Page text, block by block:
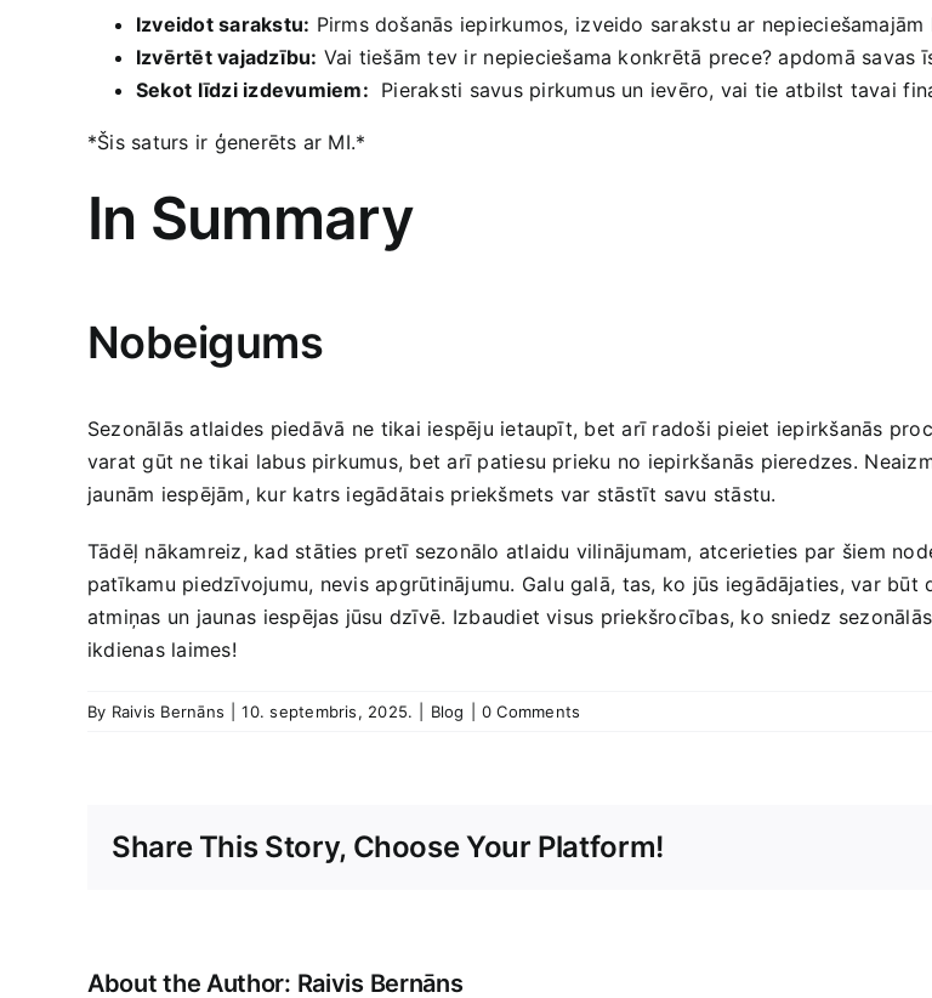
Izveidot sarakstu: Pirms došanās iepirkumos,⁤ izveido sarakstu ar nepieciešamajām
Izvērtēt vajadzību: Vai tiešām ​tev ir ⁢nepieciešama konkrētā​ prece? apdomā ⁣savas‍
Sekot⁤ līdzi izdevumiem:
Pieraksti savus pirkumus un ievēro, vai tie atbilst tavai⁣
*Šis saturs ir ģenerēts​ ar MI.*
In Summary
Nobeigums
Sezonālās atlaides ‍piedāvā⁢ ne⁤ tikai iespēju ietaupīt, bet ‌arī ‍radoši pieiet⁢ iepirkšanās
varat gūt ne tikai labus pirkumus, bet ‌arī‍ patiesu prieku no iepirkšanās pieredzes.⁣
jaunām ‌iespējām, kur ‌katrs iegādātais priekšmets var stāstīt savu stāstu.
Tādēļ nākamreiz, kad stāties ⁣pretī sezonālo atlaidu vilinājumam, atcerieties par ⁤šiem
patīkamu​ piedzīvojumu,⁣ nevis apgrūtinājumu. Galu galā, ⁤tas,⁣ ko jūs ‌iegādājaties, var
atmiņas un jaunas ⁤iespējas jūsu ‍dzīvē.⁣ Izbaudiet visus priekšrocības, ko⁤ sniedz
‌ikdienas laimes!
By Raivis Bernāns 10. septembris, 2025. Blog 0 Comments
Share This Story, Choose Your Platform!
About the Author: Raivis Bernāns
Sorry,
that